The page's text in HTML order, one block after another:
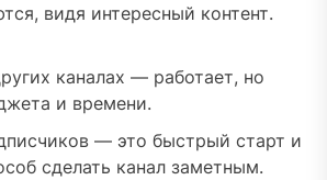
видя интересный контент.
каналах — работает, но
и времени.
— это быстрый старт и
сделать канал заметным.